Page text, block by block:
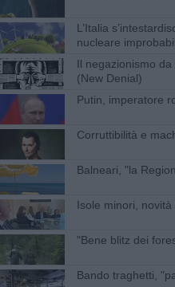
L’Italia
nucleare
Il negazionismo
(New Denial)
Putin, imperatore
​Corruttibilità e
Balneari, "la
Isole minori,
"Bene blitz dei
Bando traghetti,